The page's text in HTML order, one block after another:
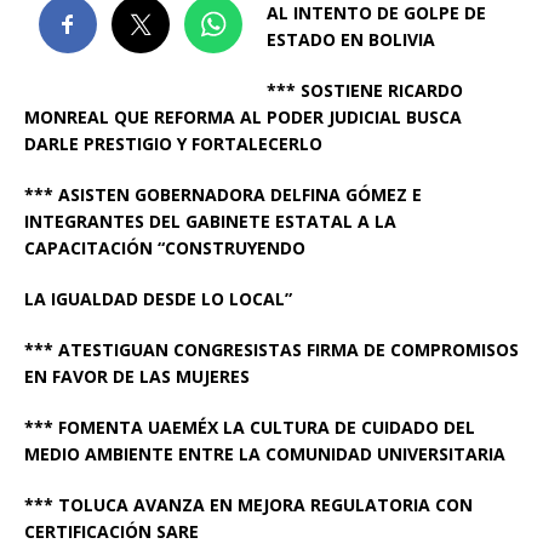
AL INTENTO DE GOLPE DE
ESTADO EN BOLIVIA
*** SOSTIENE RICARDO
MONREAL QUE REFORMA AL PODER JUDICIAL BUSCA
DARLE PRESTIGIO Y FORTALECERLO
*** ASISTEN GOBERNADORA DELFINA GÓMEZ E
INTEGRANTES DEL GABINETE ESTATAL A LA
CAPACITACIÓN “CONSTRUYENDO
LA IGUALDAD DESDE LO LOCAL”
*** ATESTIGUAN CONGRESISTAS FIRMA DE COMPROMISOS
EN FAVOR DE LAS MUJERES
*** FOMENTA UAEMÉX LA CULTURA DE CUIDADO DEL
MEDIO AMBIENTE ENTRE LA COMUNIDAD UNIVERSITARIA
*** TOLUCA AVANZA EN MEJORA REGULATORIA CON
CERTIFICACIÓN SARE